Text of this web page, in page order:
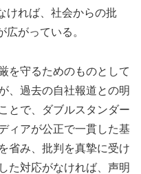
ければ、社会からの批
がっている。
を守るためのものとして
、過去の自社報道との明
とで、ダブルスタンダー
ィアが公正で一貫した基
省み、批判を真摯に受け
た対応がなければ、声明